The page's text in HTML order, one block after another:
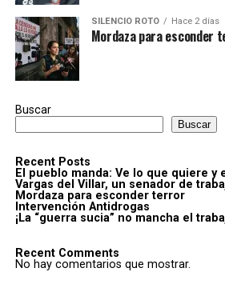
SILENCIO ROTO Hace 2 días
Mordaza para esconder
Buscar
Buscar
Recent Posts
El pueblo manda: Ve lo que quiere y
Vargas del Villar, un senador de
Mordaza para esconder terror
Intervención Antidrogas
¡La “guerra sucia” no mancha el
Recent Comments
No hay comentarios que mostrar.